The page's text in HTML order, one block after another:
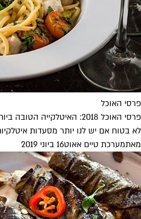
פרסי האוכל
פרסי האוכל 2018: האיטלקייה הטובה ביותר בתל אביב
לא בטוח אם יש לנו יותר מסעדות איטלקיות מסושיות, אבל בטוח ש-8 המסעדות
מאתמערכת טיים אאוט16 ביוני 2019